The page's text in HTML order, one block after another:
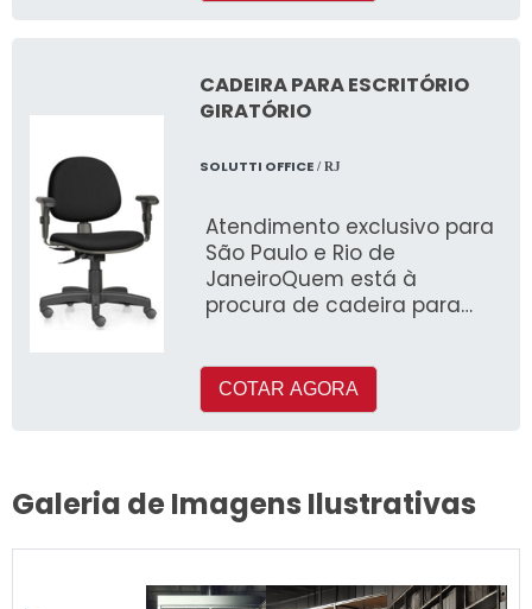
CADEIRA PARA ESCRITÓRIO
GIRATÓRIO
SOLUTTI OFFICE/ RJ
Atendimento exclusivo para
São Paulo e Rio de
JaneiroQuem está à
procura de cadeira para
COTAR AGORA
Galeria de Imagens Ilustrativas